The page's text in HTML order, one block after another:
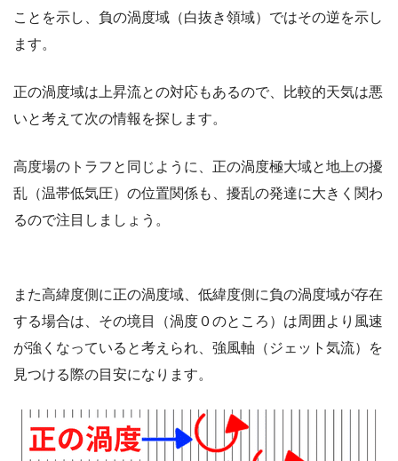
ことを示し、負の渦度域（白抜き領域）ではその逆を示し
ます。
正の渦度域は上昇流との対応もあるので、比較的天気は悪
いと考えて次の情報を探します。
高度場のトラフと同じように、正の渦度極大域と地上の擾
乱（温帯低気圧）の位置関係も、擾乱の発達に大きく関わ
るので注目しましょう。
また高緯度側に正の渦度域、低緯度側に負の渦度域が存在
する場合は、その境目（渦度０のところ）は周囲より風速
が強くなっていると考えられ、強風軸（ジェット気流）を
見つける際の目安になります。